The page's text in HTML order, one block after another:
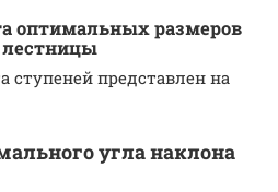
оптимальных размеров
ступеней представлен на
угла наклона